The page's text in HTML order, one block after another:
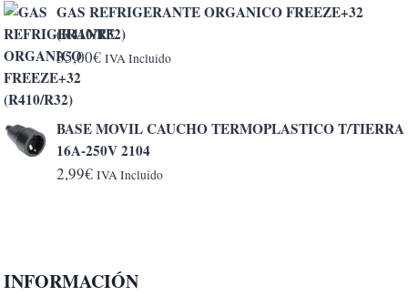
desde
hasta
GAS REFRIGERANTE ORGANICO FREEZE+32
(R410/R32)
35,00€ IVA Incluido
BASE MOVIL CAUCHO TERMOPLASTICO T/TIERRA
16A-250V 2104
2,99€ IVA Incluido
INFORMACIÓN